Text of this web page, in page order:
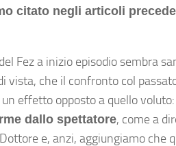
citato negli articoli
Fez a inizio episodio sembra
che il confronto col
effetto opposto a quello voluto:
dallo spettatore, come a
e, anzi, aggiungiamo